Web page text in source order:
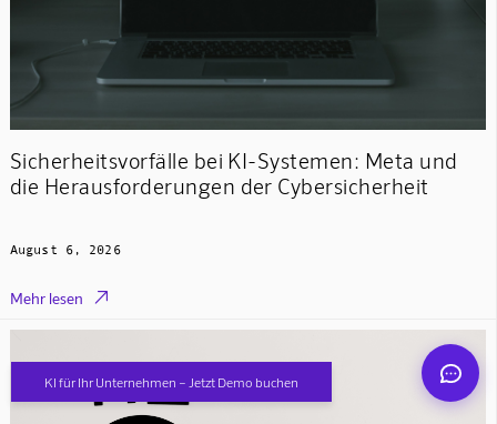
KI für Ihr Unternehmen – Jetzt Demo buchen
Online · KI-Assistent
Sicherheitsvorfälle bei KI-Systemen: Meta und
die Herausforderungen der Cybersicherheit
August 6, 2026
Mehr lesen 